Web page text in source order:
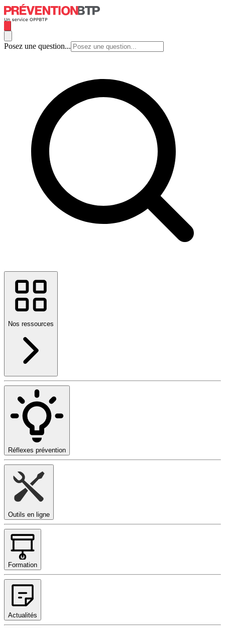
Posez une question...
Nos ressources
Réflexes prévention
Outils en ligne
Formation
Actualités